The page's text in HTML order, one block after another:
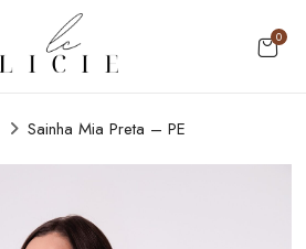
0
Sainha Mia Preta – PE